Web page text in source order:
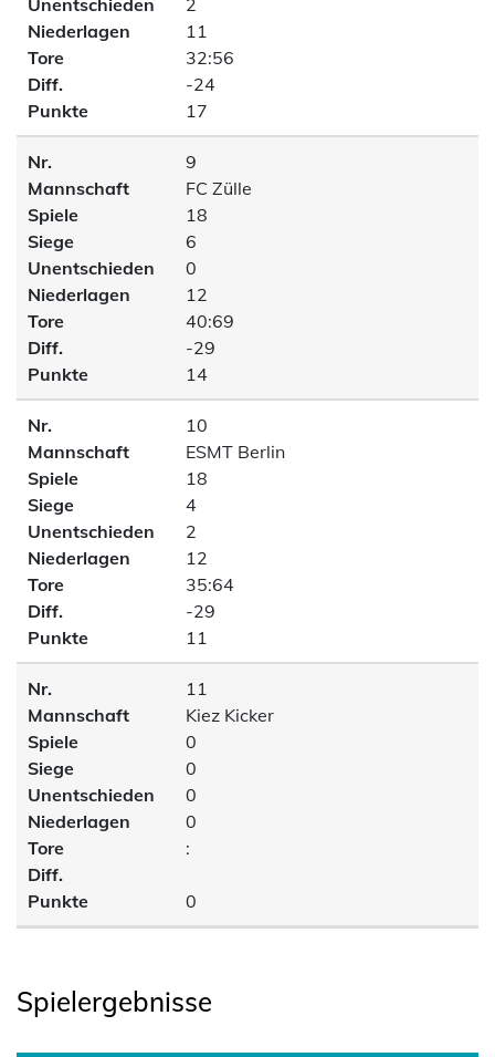
Unentschieden
2
Niederlagen
11
Tore
32:56
Diff.
-24
Punkte
17
Nr.
9
Mannschaft
FC Zülle
Spiele
18
Siege
6
Unentschieden
0
Niederlagen
12
Tore
40:69
Diff.
-29
Punkte
14
Nr.
10
Mannschaft
ESMT Berlin
Spiele
18
Siege
4
Unentschieden
2
Niederlagen
12
Tore
35:64
Diff.
-29
Punkte
11
Nr.
11
Mannschaft
Kiez Kicker
Spiele
0
Siege
0
Unentschieden
0
Niederlagen
0
Tore
:
Diff.
Punkte
0
Spielergebnisse